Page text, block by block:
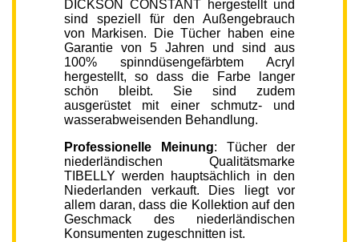
DICKSON CONSTANT hergestellt und
sind speziell für den Außengebrauch
von Markisen. Die Tücher haben eine
Garantie von 5 Jahren und sind aus
100% spinndüsengefärbtem Acryl
hergestellt, so dass die Farbe langer
schön bleibt. Sie sind zudem
ausgerüstet mit einer schmutz- und
wasserabweisenden Behandlung.
Professionelle Meinung: Tücher der
niederländischen Qualitätsmarke
TIBELLY werden hauptsächlich in den
Niederlanden verkauft. Dies liegt vor
allem daran, dass die Kollektion auf den
Geschmack des niederländischen
Konsumenten zugeschnitten ist.